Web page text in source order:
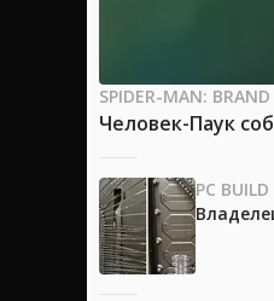
SPIDER-MAN:
Человек-Паук
PC BUILD